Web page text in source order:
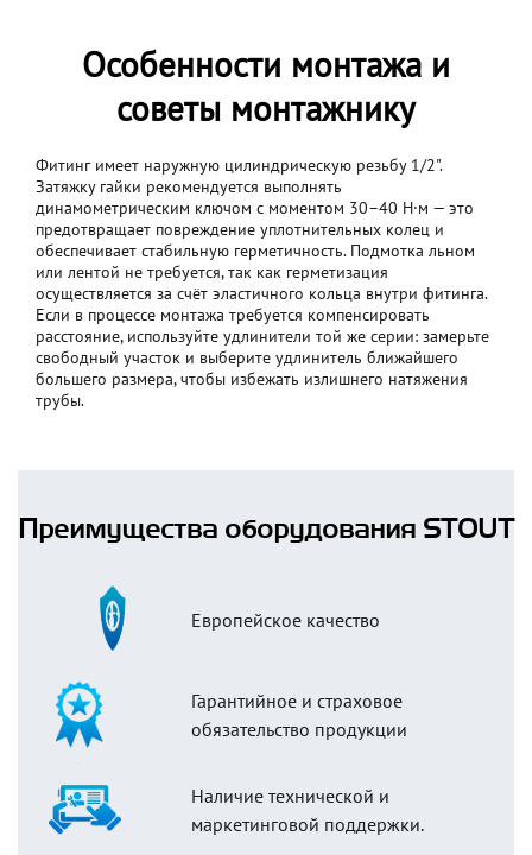
Особенности монтажа и
советы монтажнику
Фитинг имеет наружную цилиндрическую резьбу 1/2".
Затяжку гайки рекомендуется выполнять
динамометрическим ключом с моментом 30–40 Н·м — это
предотвращает повреждение уплотнительных колец и
обеспечивает стабильную герметичность. Подмотка льном
или лентой не требуется, так как герметизация
осуществляется за счёт эластичного кольца внутри фитинга.
Если в процессе монтажа требуется компенсировать
расстояние, используйте удлинители той же серии: замерьте
свободный участок и выберите удлинитель ближайшего
большего размера, чтобы избежать излишнего натяжения
трубы.
Преимущества оборудования STOUT
Европейское качество
Гарантийное и страховое
обязательство продукции
Наличие технической и
маркетинговой поддержки.